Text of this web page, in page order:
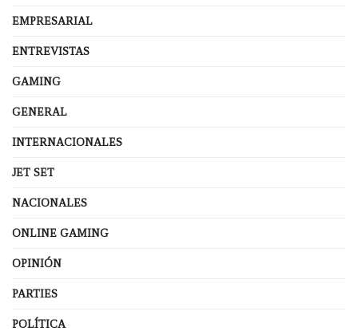
EMPRESARIAL
ENTREVISTAS
GAMING
GENERAL
INTERNACIONALES
JET SET
NACIONALES
ONLINE GAMING
OPINIÓN
PARTIES
POLÍTICA